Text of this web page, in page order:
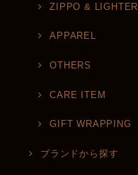
ZIPPO & LIGHTER
APPAREL
OTHERS
CARE ITEM
GIFT WRAPPING
ブランドから探す